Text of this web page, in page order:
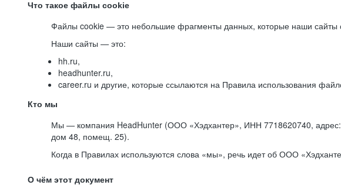
Что такое файлы cookie
Файлы cookie — это небольшие фрагменты данных, которые наши сайты
Наши сайты — это:
hh.ru,
headhunter.ru,
career.ru и другие, которые ссылаются на Правила использования
Кто мы
Мы — компания HeadHunter (ООО «Хэдхантер», ИНН 7718620740, адрес:
дом 48, помещ. 25).
Когда в Правилах используются слова «мы», речь идет об ООО
О чём этот документ